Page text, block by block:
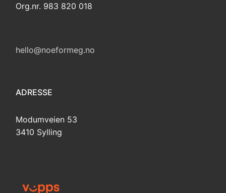
Org.nr. 983 820 018
hello@noeformeg.no
ADRESSE
Modumveien 53
3410 Sylling